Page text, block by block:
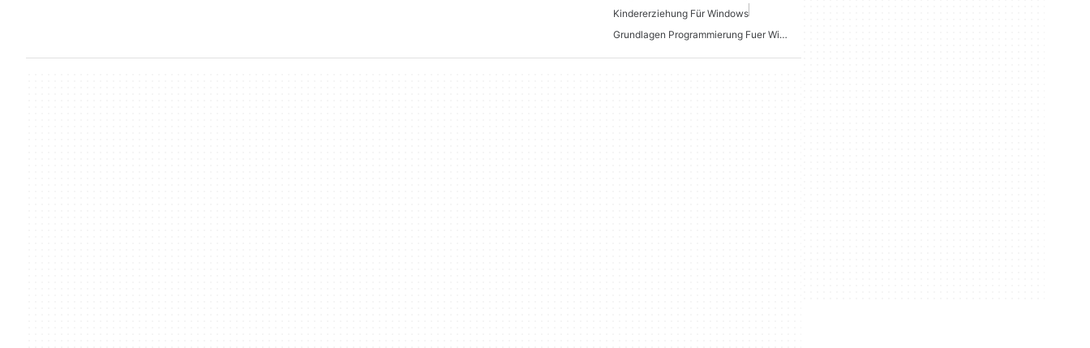
Kindererziehung Für Windows
Grundlagen Programmierung Fuer Windows